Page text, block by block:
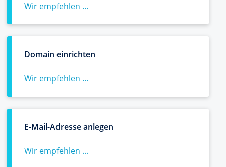
Wir empfehlen ...
Domain einrichten
Wir empfehlen ...
E-Mail-Adresse anlegen
Wir empfehlen ...